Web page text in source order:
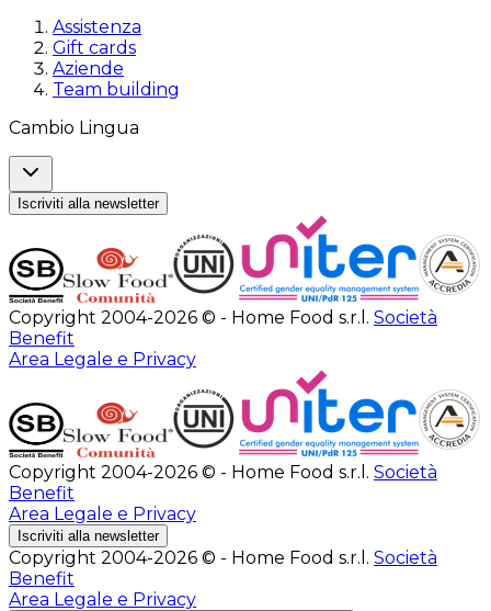
Assistenza
Gift cards
Aziende
Team building
Cambio Lingua
Iscriviti alla newsletter
Copyright 2004-2026 © - Home Food s.r.l. Società
Benefit
Area Legale e Privacy
Copyright 2004-2026 © - Home Food s.r.l. Società
Benefit
Area Legale e Privacy
Iscriviti alla newsletter
Copyright 2004-2026 © - Home Food s.r.l. Società
Benefit
Area Legale e Privacy